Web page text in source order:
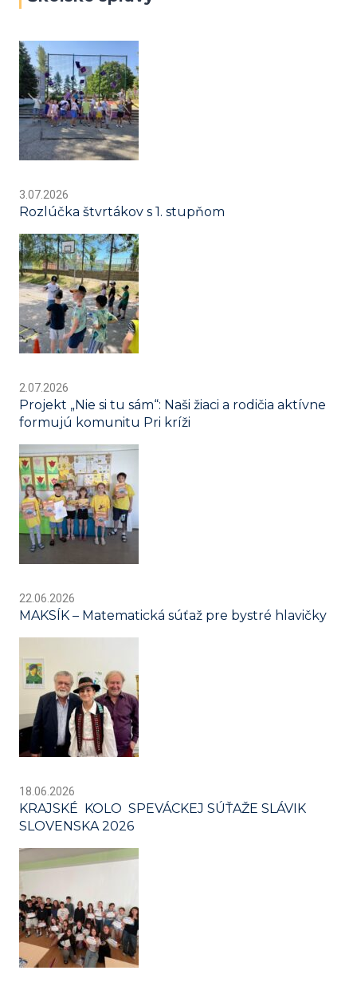
3.07.2026
Rozlúčka štvrtákov s 1. stupňom
2.07.2026
Projekt „Nie si tu sám“: Naši žiaci a rodičia aktívne
formujú komunitu Pri kríži
22.06.2026
MAKSÍK – Matematická súťaž pre bystré hlavičky
18.06.2026
KRAJSKÉ KOLO SPEVÁCKEJ SÚŤAŽE SLÁVIK
SLOVENSKA 2026